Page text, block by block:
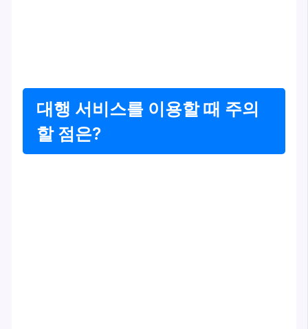
대행 서비스를 이용할 때 주의
할 점은?